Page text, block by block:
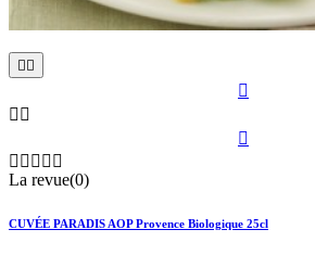
 

 

    
La revue(0)
CUVÉE PARADIS AOP Provence Biologique 25cl